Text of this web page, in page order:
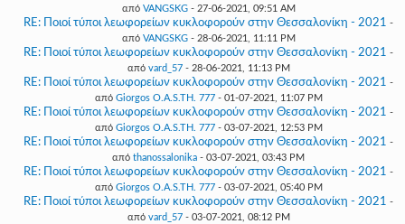
από VANGSKG- 27-06-2021, 09:51 AM
RE: Ποιοί τύποι λεωφορείων κυκλοφορούν στην Θεσσαλονίκη - 2021 -
από VANGSKG- 28-06-2021, 11:11 PM
RE: Ποιοί τύποι λεωφορείων κυκλοφορούν στην Θεσσαλονίκη - 2021 -
από vard_57- 28-06-2021, 11:13 PM
RE: Ποιοί τύποι λεωφορείων κυκλοφορούν στην Θεσσαλονίκη - 2021 -
από Giorgos O.A.S.TH. 777- 01-07-2021, 11:07 PM
RE: Ποιοί τύποι λεωφορείων κυκλοφορούν στην Θεσσαλονίκη - 2021 -
από Giorgos O.A.S.TH. 777- 03-07-2021, 12:53 PM
RE: Ποιοί τύποι λεωφορείων κυκλοφορούν στην Θεσσαλονίκη - 2021 -
από thanossalonika - 03-07-2021, 03:43 PM
RE: Ποιοί τύποι λεωφορείων κυκλοφορούν στην Θεσσαλονίκη - 2021 -
από Giorgos O.A.S.TH. 777- 03-07-2021, 05:40 PM
RE: Ποιοί τύποι λεωφορείων κυκλοφορούν στην Θεσσαλονίκη - 2021 -
από vard_57- 03-07-2021, 08:12 PM